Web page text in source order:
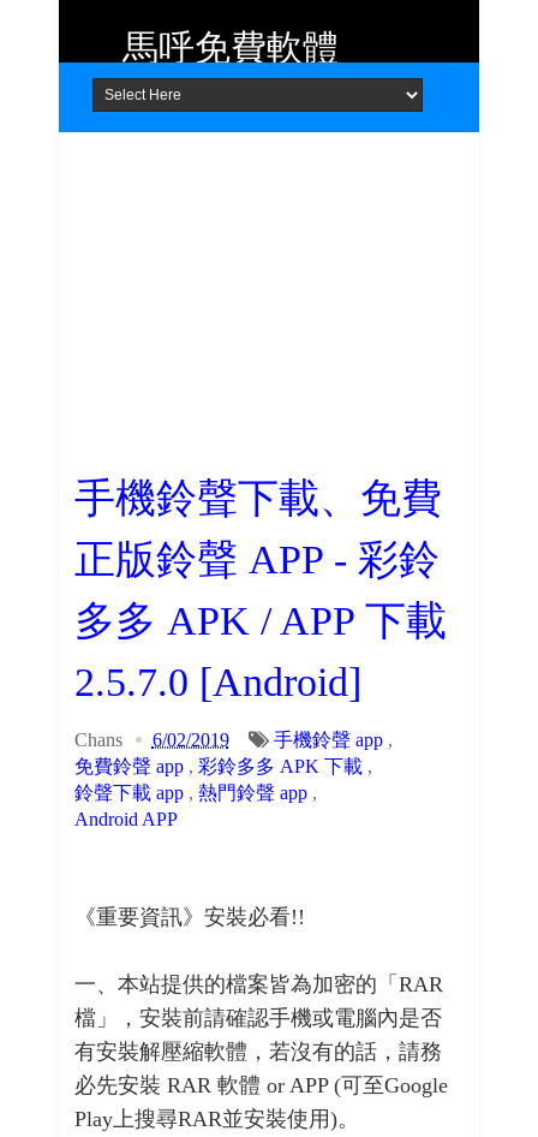
Home About Contact
馬呼免費軟體
提供 Android、iOS 好用的手機應用
程式及 Windows 免費軟體
手機鈴聲下載、免費
正版鈴聲 APP - 彩鈴
多多 APK / APP 下載
2.5.7.0 [Android]
Chans 6/02/2019 手機鈴聲 app,
免費鈴聲 app, 彩鈴多多 APK 下載,
鈴聲下載 app, 熱門鈴聲 app,
Android APP
《重要資訊》安裝必看!!
一、本站提供的檔案皆為加密的「RAR
檔」，安裝前請確認手機或電腦內是否
有安裝解壓縮軟體，若沒有的話，請務
必先安裝 RAR 軟體 or APP (可至Google
Play上搜尋RAR並安裝使用)。